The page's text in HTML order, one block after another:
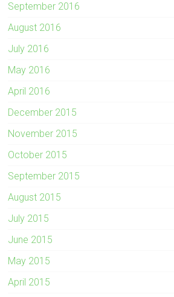
September 2016
August 2016
July 2016
May 2016
April 2016
December 2015
November 2015
October 2015
September 2015
August 2015
July 2015
June 2015
May 2015
April 2015